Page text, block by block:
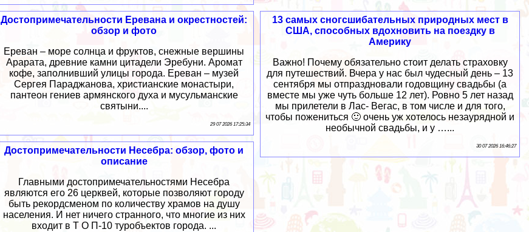
13 самых сногсшибательных природных мест в
США, способных вдохновить на поездку в
Америку
Важно! Почему обязательно стоит делать страховку
для путешествий. Вчера у нас был чудесный день – 13
сентября мы отпраздновали годовщину свадьбы (а
вместе мы уже чуть больше 12 лет). Ровно 5 лет назад
мы прилетели в Лас- Вегас, в том числе и для того,
чтобы пожениться 🙂 очень уж хотелось незаурядной и
необычной свадьбы, и у …...
30 07 2026 16:46:27
Достопримечательности Еревана и окрестностей:
обзор и фото
Ереван – море солнца и фруктов, снежные вершины
Арарата, древние камни цитадели Эребуни. Аромат
кофе, заполнивший улицы города. Ереван – музей
Сергея Параджанова, христианские монастыри,
пантеон гениев армянского духа и мусульманские
святыни....
29 07 2026 17:25:34
Достопримечательности Несебра: обзор, фото и
описание
Главными достопримечательностями Несебра
являются его 26 церквей, которые позволяют городу
быть рекордсменом по количеству храмов на душу
населения. И нет ничего странного, что многие из них
входит в Т О П-10 туробъектов города. ...